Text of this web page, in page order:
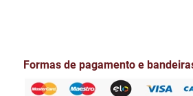
Formas de pagamento e